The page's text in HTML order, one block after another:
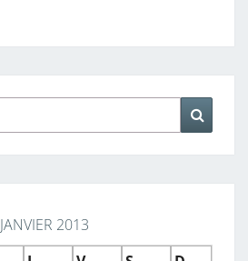
JANVIER 2013